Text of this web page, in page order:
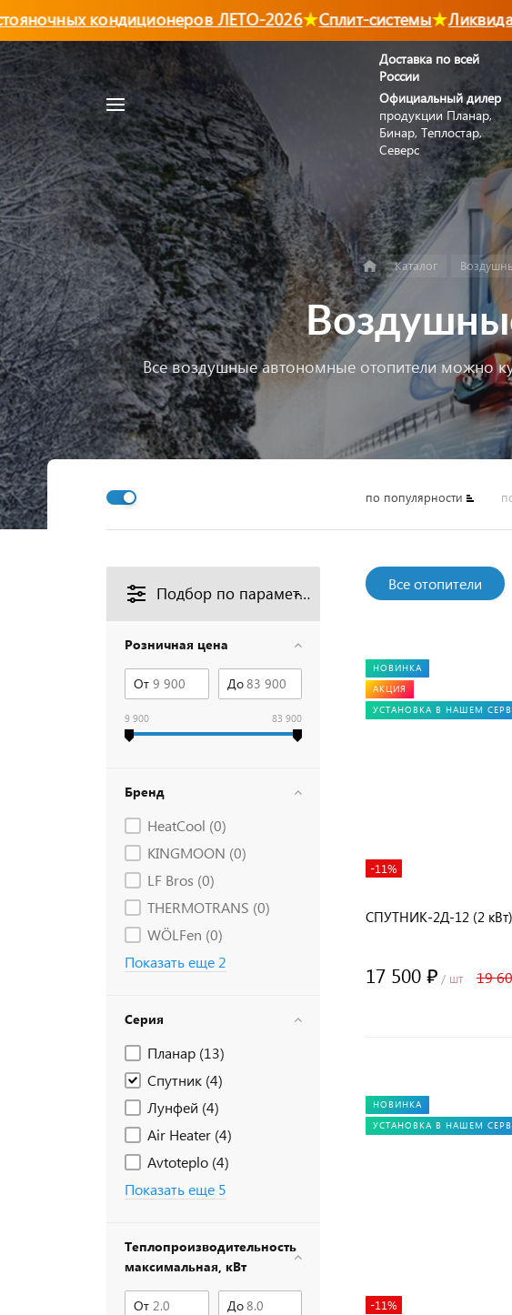
кондиционеров ЛЕТО-2026 Сплит-системы
в каталоге
Найти
Например,
Автономный
отопитель
Доставка по всей
России
Официальный дилер
продукции Планар,
Бинар, Теплостар,
Северс
Каталог
Все воздушные автономные отопители можно
по популярности
Подбор по параметрам
Розничная цена
От До
9 900 83 900
Бренд
HeatCool (0)
KINGMOON (0)
LF Bros (0)
THERMOTRANS (0)
WÖLFen (0)
Показать еще 2
Серия
Планар (13)
Спутник (4)
Лунфей (4)
Air Heater (4)
Avtoteplo (4)
Показать еще 5
Теплопроизводительность
максимальная, кВт
От До
Все отопители
НОВИНКА
АКЦИЯ
УСТАНОВКА В НАШЕМ
-11%
СПУТНИК-2Д-12 (2 кВт)
17 500 ₽ / шт 19
НОВИНКА
УСТАНОВКА В НАШЕМ
-11%